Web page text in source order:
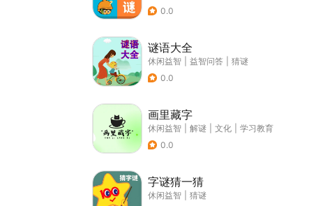
0.0
谜语大全
休闲益智 益智问答
猜谜
0.0
画里藏字
休闲益智 解谜 文化
学习教育
0.0
字谜猜一猜
休闲益智
猜谜